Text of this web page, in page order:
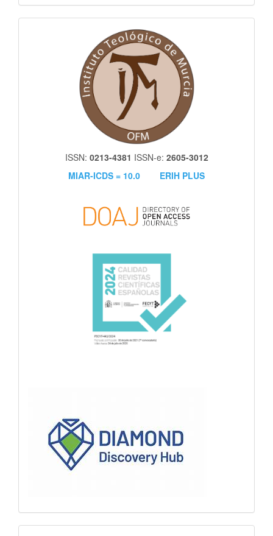
ISSN: 0213-4381 ISSN-e: 2605-3012
MIAR-ICDS = 10.0
ERIH PLUS